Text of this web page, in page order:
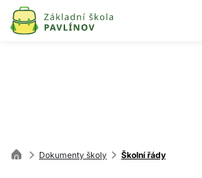
Dokumenty školy Školní řády